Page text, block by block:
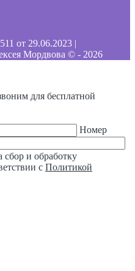
от 29.06.2023 |
Мордвова © - 2026
для бесплатной
Номер
сбор и обработку
с Политикой